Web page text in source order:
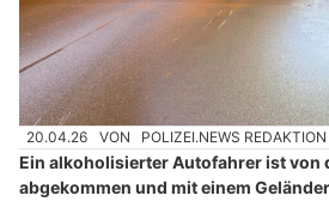
20.04.26 VON POLIZEI.NEWS REDAKTION
Ein alkoholisierter Autofahrer ist von
abgekommen und mit einem